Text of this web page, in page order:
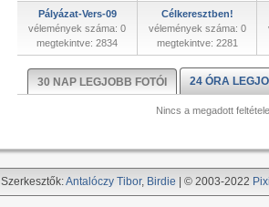
Pályázat-Vers-09
vélemények száma: 0
megtekintve: 2834
Célkeresztben!
vélemények száma: 0
megtekintve: 2281
30 NAP LEGJOBB FOTÓI 24 ÓRA
Nincs a megadott
Szerkesztők:Antalóczy Tibor, Birdie | © 2003-2022